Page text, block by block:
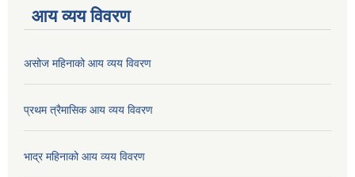
आय व्यय विवरण
असोज महिनाको आय व्यय विवरण
प्रथम त्रैमासिक आय व्यय विवरण
भाद्र महिनाको आय व्यय विवरण